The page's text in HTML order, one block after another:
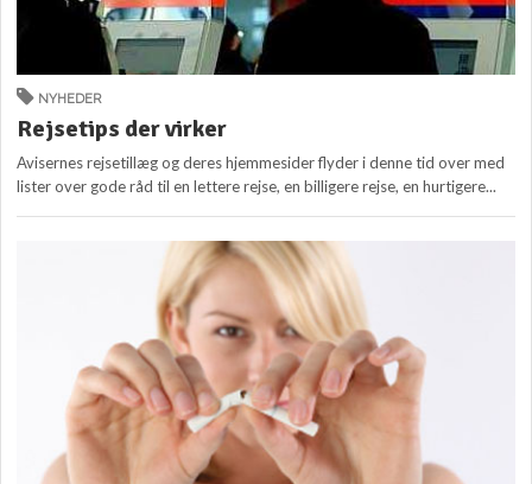
NYHEDER
Rejsetips der virker
Avisernes rejsetillæg og deres hjemmesider flyder i denne tid over med
lister over gode råd til en lettere rejse, en billigere rejse, en hurtigere...